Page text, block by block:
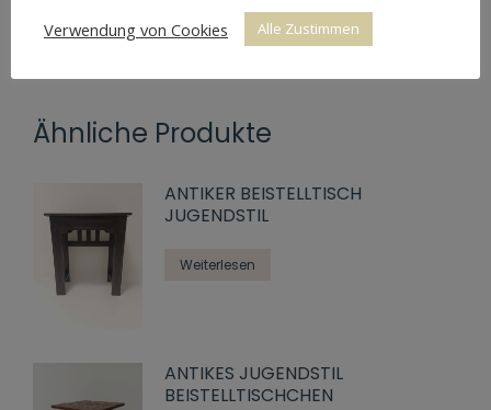
Ähnliche Produkte
ANTIKER BEISTELLTISCH
JUGENDSTIL
Weiterlesen
ANTIKES JUGENDSTIL
BEISTELLTISCHCHEN
Verwendung von Cookies
Alle Zustimmen